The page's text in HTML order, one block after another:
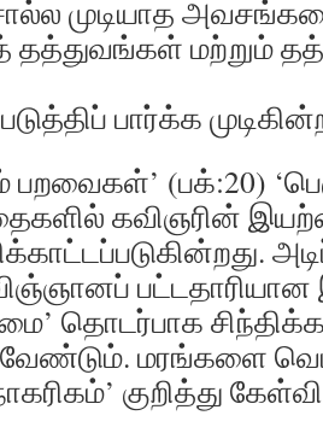
முடியாத
தத்துவங்கள் மற்றும்
பார்க்க
பறவைகள்’ (பக்:20)
கவிஞரின்
பட்டதாரியான
தொடர்பாக
மரங்களை
குறித்து